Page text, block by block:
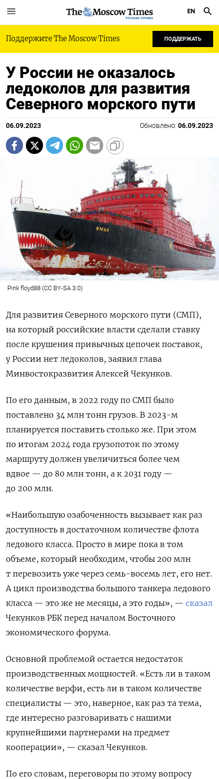
РУССКАЯ СЛУЖБА
EN
Поддержите The Moscow Times ПОДДЕРЖАТЬ
У России не оказалось
ледоколов для развития
Северного морского пути
06.09.2023 Обновлено: 06.09.2023
Pink floyd88 (CC BY-SA 3.0)
Для развития Северного морского пути (СМП),
на который российские власти сделали ставку
после крушения привычных цепочек поставок,
у России нет ледоколов, заявил глава
Минвостокразвития Алексей Чекунков.
По его данным, в 2022 году по СМП было
поставлено 34 млн тонн грузов. В 2023-м
планируется поставить столько же. При этом
по итогам 2024 года грузопоток по этому
маршруту должен увеличиться более чем
вдвое — до 80 млн тонн, а к 2031 году —
до 200 млн.
«Наибольшую озабоченность вызывает как раз
доступность в достаточном количестве флота
ледового класса. Просто в мире пока в том
объеме, который необходим, чтобы 200 млн
т перевозить уже через семь-восемь лет, его нет.
А цикл производства большого танкера ледового
класса — это же не месяцы, а это годы», — сказал
Чекунков РБК перед началом Восточного
экономического форума.
Основной проблемой остается недостаток
производственных мощностей. «Есть ли в таком
количестве верфи, есть ли в таком количестве
специалисты — это, наверное, как раз та тема,
где интересно разговаривать с нашими
крупнейшими партнерами на предмет
кооперации», — сказал Чекунков.
По его словам, переговоры по этому вопросу